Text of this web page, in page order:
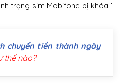
trạng sim Mobifone bị khóa 1
chuyển tiền thành ngày
thế nào?